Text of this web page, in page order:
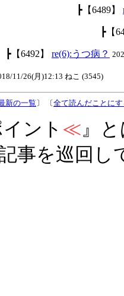
┣【6489】
┣【
┣【6492】 re(6):うつ病？
11/26(月)12:13 ねこ (3545)
新の一覧〕 〔全て読んだことに
ント ≪』
事を巡回